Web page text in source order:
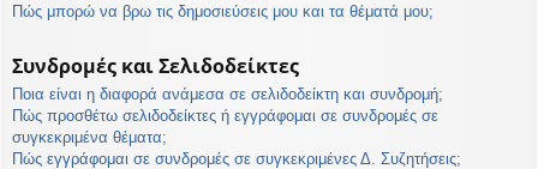
Πώς μπορώ να βρω τις δημοσιεύσεις μου και τα θέματά μου;
Συνδρομές και Σελιδοδείκτες
Ποια είναι η διαφορά ανάμεσα σε σελιδοδείκτη και συνδρομή;
Πώς προσθέτω σελιδοδείκτες ή εγγράφομαι σε συνδρομές σε
συγκεκριμένα θέματα;
Πώς εγγράφομαι σε συνδρομές σε συγκεκριμένες Δ. Συζητήσεις;